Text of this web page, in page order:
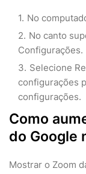
No
No canto
Configurações.
Selecione
configurações
configurações.
Como
do Google
Mostrar o Zoom